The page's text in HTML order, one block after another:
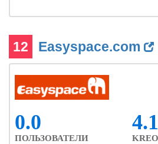
12 Easyspace.com
0.0
ПОЛЬЗОВАТЕЛИ
4.1